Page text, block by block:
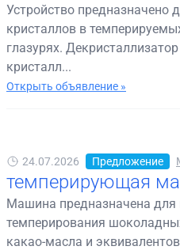
Устройство предназначено
кристаллов в
глазурях.
кристалл...
Открыть объявление »
24.07.2026 Предложение
темперирующая
Машина предназначена для
темперирования
какао-масла и